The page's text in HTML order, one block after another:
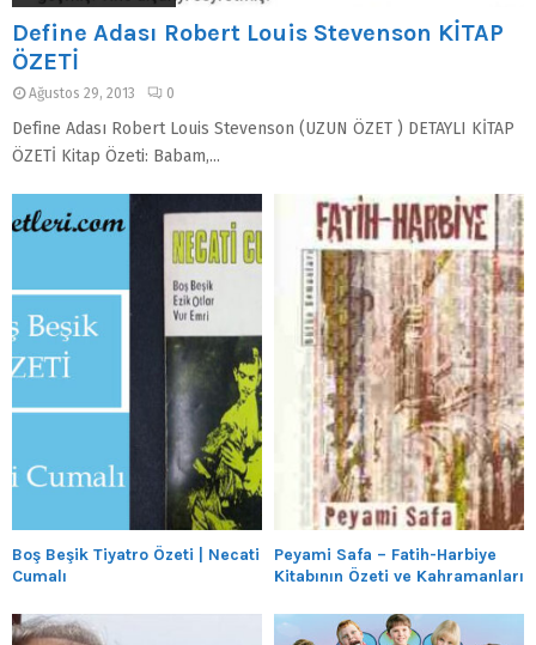
Define Adası Robert Louis Stevenson KİTAP
ÖZETİ
Ağustos 29, 2013 0
Define Adası Robert Louis Stevenson (UZUN ÖZET ) DETAYLI KİTAP
ÖZETİ Kitap Özeti: Babam,...
Boş Beşik Tiyatro Özeti | Necati
Cumalı
Peyami Safa – Fatih-Harbiye
Kitabının Özeti ve Kahramanları